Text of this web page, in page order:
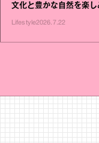
文化と豊かな自然を楽し
Lifestyle2026.7.22